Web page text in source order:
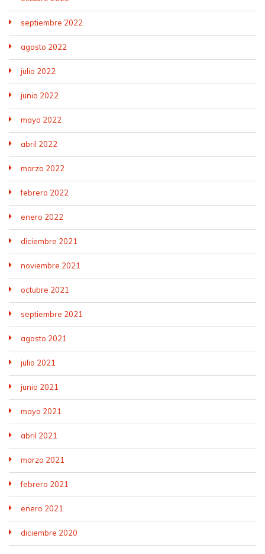
septiembre 2022
agosto 2022
julio 2022
junio 2022
mayo 2022
abril 2022
marzo 2022
febrero 2022
enero 2022
diciembre 2021
noviembre 2021
octubre 2021
septiembre 2021
agosto 2021
julio 2021
junio 2021
mayo 2021
abril 2021
marzo 2021
febrero 2021
enero 2021
diciembre 2020